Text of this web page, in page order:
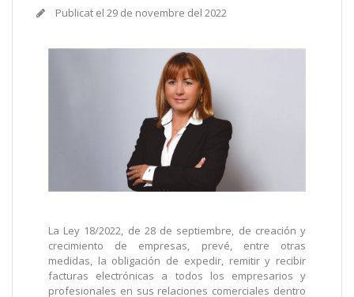
Publicat el 29 de novembre del 2022
La Ley 18/2022, de 28 de septiembre, de creación y
crecimiento de empresas, prevé, entre otras
medidas, la obligación de expedir, remitir y recibir
facturas electrónicas a todos los empresarios y
profesionales en sus relaciones comerciales dentro